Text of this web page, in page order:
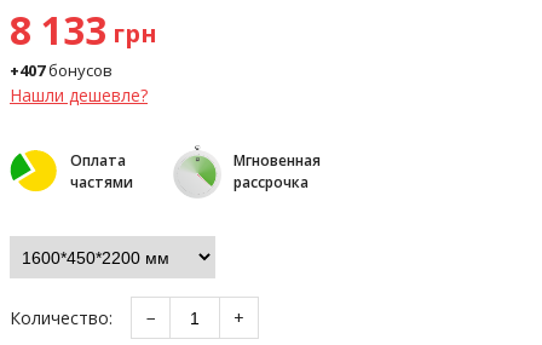
8 133 грн
+407бонусов
Нашли дешевле?
Оплата
частями
Мгновенная
рассрочка
Количество: − +